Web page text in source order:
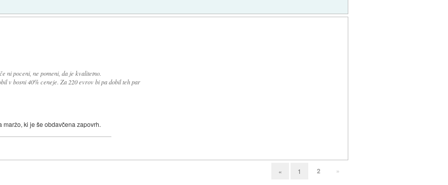
ni poceni, ne pomeni, da je kvalitetno.
v bosni 40% ceneje. Za 220 evrov bi pa dobil teh par
ki je še obdavčena zapovrh.
« 1 2 »